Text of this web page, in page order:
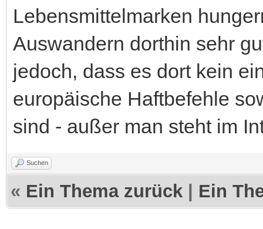
Lebensmittelmarken
Auswandern dorthin sehr
jedoch, dass es dort kein
europäische Haftbefehle
sind - außer man steht im
Suchen
« Ein Thema zurück Ein